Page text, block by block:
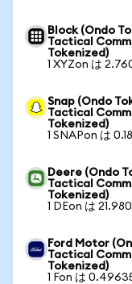
Block (Ondo
Tactical
Tokenized)
1 XYZon は
Snap (Ondo
Tactical
Tokenized)
1 SNAPon は
Deere (Ondo
Tactical
Tokenized)
1 DEon は
Ford Motor
Tactical
Tokenized)
1 Fon は